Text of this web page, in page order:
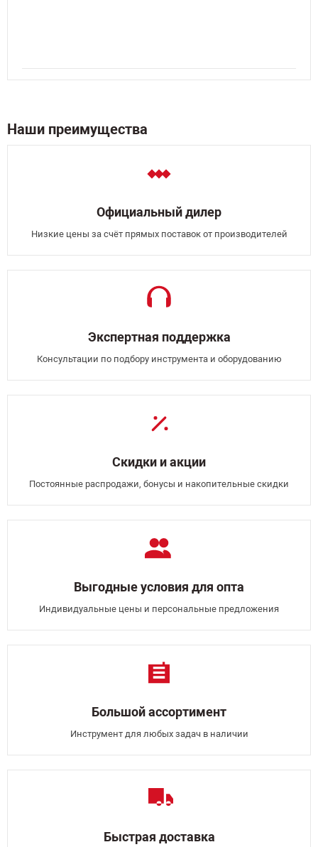
Наши преимущества
Официальный дилер
Низкие цены за счёт прямых поставок от производителей
Экспертная поддержка
Консультации по подбору инструмента и оборудованию
Скидки и акции
Постоянные распродажи, бонусы и накопительные скидки
Выгодные условия для опта
Индивидуальные цены и персональные предложения
Большой ассортимент
Инструмент для любых задач в наличии
Быстрая доставка